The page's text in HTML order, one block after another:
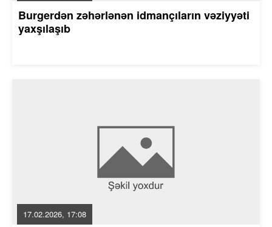
Burgerdən zəhərlənən idmançıların vəziyyəti
yaxşılaşıb
17.02.2026, 17:08